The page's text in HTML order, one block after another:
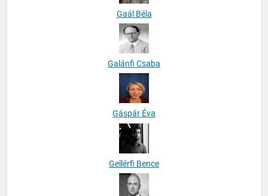
Gaál Béla
Galánfi Csaba
Gáspár Éva
Gellérfi Bence